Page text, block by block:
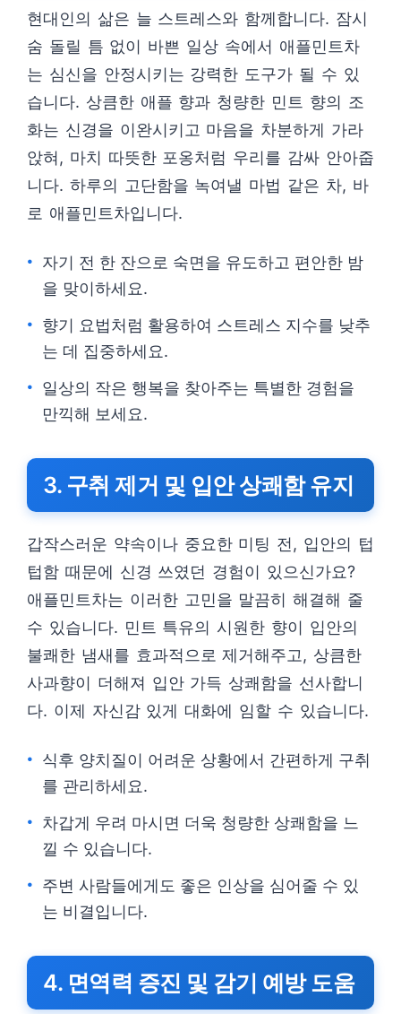
현대인의 삶은 늘 스트레스와 함께합니다. 잠시
숨 돌릴 틈 없이 바쁜 일상 속에서 애플민트차
는 심신을 안정시키는 강력한 도구가 될 수 있
습니다. 상큼한 애플 향과 청량한 민트 향의 조
화는 신경을 이완시키고 마음을 차분하게 가라
앉혀, 마치 따뜻한 포옹처럼 우리를 감싸 안아줍
니다. 하루의 고단함을 녹여낼 마법 같은 차, 바
로 애플민트차입니다.
자기 전 한 잔으로 숙면을 유도하고 편안한 밤
을 맞이하세요.
향기 요법처럼 활용하여 스트레스 지수를 낮추
는 데 집중하세요.
일상의 작은 행복을 찾아주는 특별한 경험을
만끽해 보세요.
3. 구취 제거 및 입안 상쾌함 유지
갑작스러운 약속이나 중요한 미팅 전, 입안의 텁
텁함 때문에 신경 쓰였던 경험이 있으신가요?
애플민트차는 이러한 고민을 말끔히 해결해 줄
수 있습니다. 민트 특유의 시원한 향이 입안의
불쾌한 냄새를 효과적으로 제거해주고, 상큼한
사과향이 더해져 입안 가득 상쾌함을 선사합니
다. 이제 자신감 있게 대화에 임할 수 있습니다.
식후 양치질이 어려운 상황에서 간편하게 구취
를 관리하세요.
차갑게 우려 마시면 더욱 청량한 상쾌함을 느
낄 수 있습니다.
주변 사람들에게도 좋은 인상을 심어줄 수 있
는 비결입니다.
4. 면역력 증진 및 감기 예방 도움